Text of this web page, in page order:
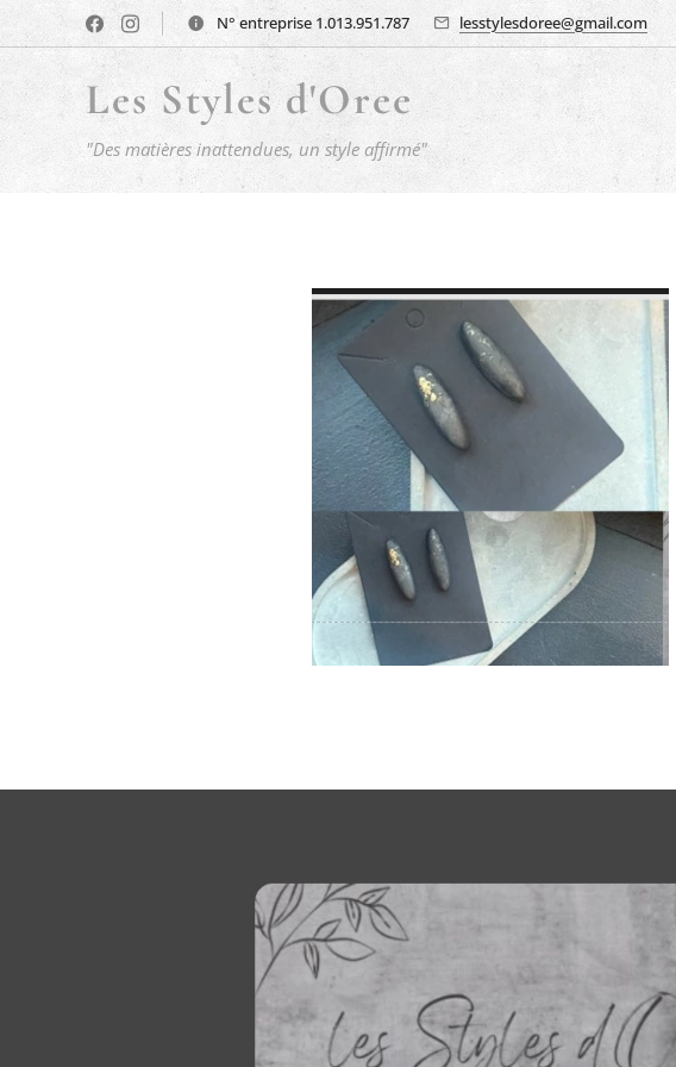
N° entreprise 1.013.951.787 lesstylesdoree@gmail.com
Les Styles d'Oree
"Des matières inattendues, un style affirmé"